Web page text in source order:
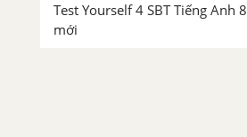
Test Yourself 4 SBT Tiếng Anh 8
mới